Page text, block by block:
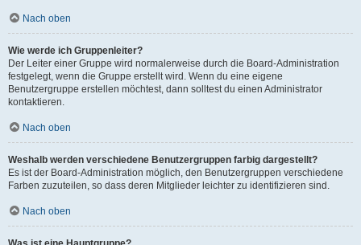
Nach oben
Wie werde ich Gruppenleiter?
Der Leiter einer Gruppe wird normalerweise durch die Board-Administration
festgelegt, wenn die Gruppe erstellt wird. Wenn du eine eigene
Benutzergruppe erstellen möchtest, dann solltest du einen Administrator
kontaktieren.
Nach oben
Weshalb werden verschiedene Benutzergruppen farbig dargestellt?
Es ist der Board-Administration möglich, den Benutzergruppen verschiedene
Farben zuzuteilen, so dass deren Mitglieder leichter zu identifizieren sind.
Nach oben